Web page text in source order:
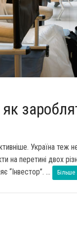
Україна теж
на перетині двох
“Інвестор”. ...
Більше